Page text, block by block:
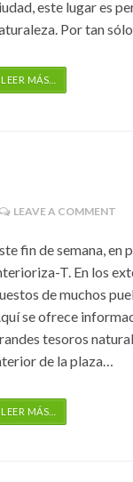
este lugar es
Por tan
LEER MÁS
LEAVE A COMMENT
fin de semana, en
T. En los
de muchos
se ofrece
tesoros
de la plaza…
LEER MÁS